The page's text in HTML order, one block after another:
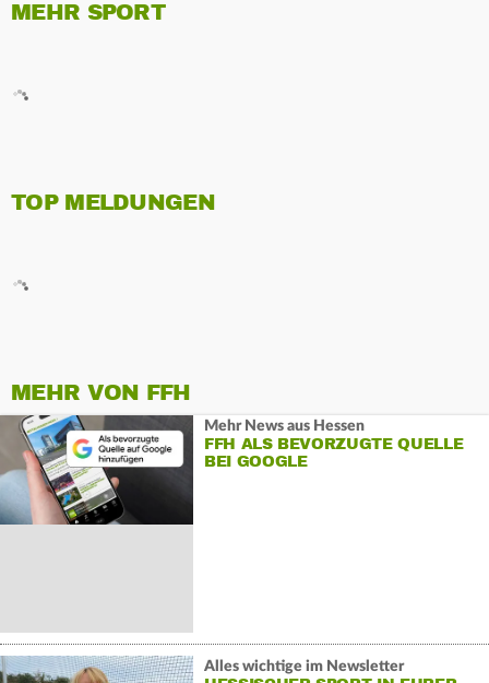
MEHR SPORT
TOP MELDUNGEN
MEHR VON FFH
Mehr News aus Hessen
FFH ALS BEVORZUGTE QUELLE
BEI GOOGLE
Alles wichtige im Newsletter